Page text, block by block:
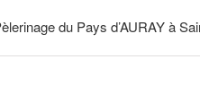
du Pays d’AURAY à